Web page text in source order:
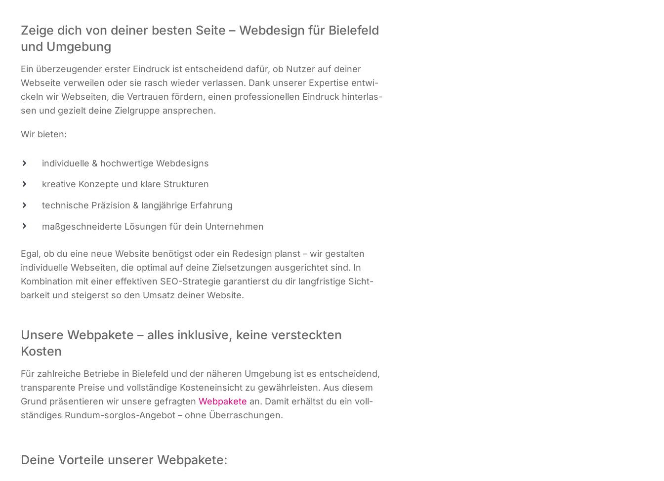
Zeige dich von deiner besten Seite – Webdesign für Bielefeld
und Umgebung
Ein über­zeu­gen­der ers­ter Ein­druck ist ent­schei­dend dafür, ob Nut­zer auf dei­ner
Web­sei­te ver­wei­len oder sie rasch wie­der ver­las­sen. Dank unse­rer Exper­ti­se ent­wi­
ckeln wir Web­sei­ten, die Ver­trau­en för­dern, einen pro­fes­sio­nel­len Ein­druck hin­ter­las­
sen und gezielt dei­ne Ziel­grup­pe ansprechen.
Wir bie­ten:
indi­vi­du­el­le & hoch­wer­ti­ge Webdesigns
krea­ti­ve Kon­zep­te und kla­re Strukturen
tech­ni­sche Prä­zi­si­on & lang­jäh­ri­ge Erfahrung
maß­ge­schnei­der­te Lösun­gen für dein Unternehmen
Egal, ob du eine neue Web­site benö­tigst oder ein Rede­sign planst – wir gestal­ten
indi­vi­du­el­le Web­sei­ten, die opti­mal auf dei­ne Ziel­set­zun­gen aus­ge­rich­tet sind. In
Kom­bi­na­ti­on mit einer effek­ti­ven SEO-Stra­te­gie garan­tierst du dir lang­fris­ti­ge Sicht­
bar­keit und stei­gerst so den Umsatz dei­ner Website.
Unsere Webpakete – alles inklusive, keine versteckten
Kosten
Für zahl­rei­che Betrie­be in Bie­le­feld und der nähe­ren Umge­bung ist es ent­schei­dend,
trans­pa­ren­te Prei­se und voll­stän­di­ge Kos­ten­ein­sicht zu gewähr­leis­ten. Aus die­sem
Grund prä­sen­tie­ren wir unse­re gefrag­ten Web­pa­ke­te an. Damit erhältst du ein voll­
stän­di­ges Rund­um-sorg­los-Ange­bot – ohne Überraschungen.
Deine Vorteile unserer Webpakete: